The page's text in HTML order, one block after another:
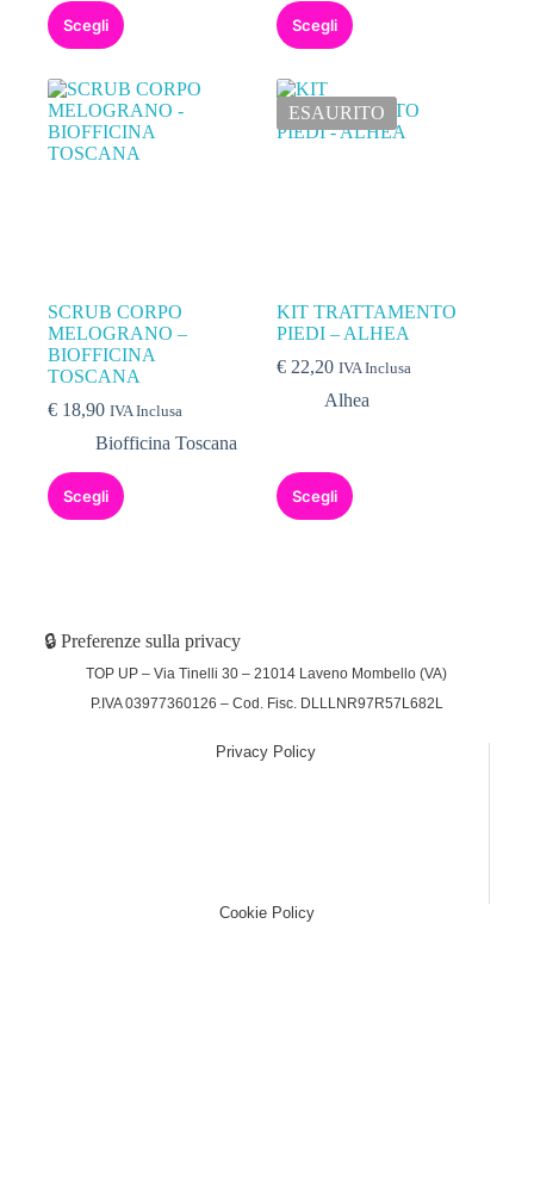
Scegli Scegli
SCRUB CORPO
MELOGRANO –
BIOFFICINA
TOSCANA
€ 18,90 IVA Inclusa
Biofficina Toscana
Scegli
ESAURITO
KIT TRATTAMENTO
PIEDI – ALHEA
€ 22,20 IVA Inclusa
Alhea
Scegli
🔒 Preferenze sulla privacy
TOP UP – Via Tinelli 30 – 21014 Laveno Mombello (VA)
P.IVA 03977360126 – Cod. Fisc. DLLLNR97R57L682L
Privacy Policy
Cookie Policy